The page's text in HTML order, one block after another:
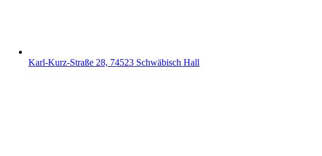
Karl-Kurz-Straße 28, 74523 Schwäbisch Hall